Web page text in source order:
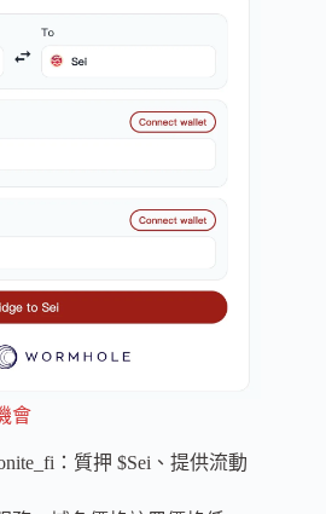
會
：質押 $Sei、提供流動